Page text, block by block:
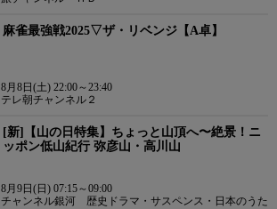
麻雀最強戦2025▽ザ・リベンジ【A卓】
8月8日(土) 22:00～23:40
テレ朝チャンネル２
[新]【山の日特集】ちょっと山頂へ〜絶景！ニ
ッポン低山紀行 弥彦山・高川山
8月9日(日) 07:15～09:00
チャンネル銀河 歴史ドラマ・サスペンス・日本のうた